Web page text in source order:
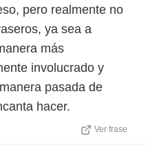
pero realmente no
ya sea a
más
involucrado y
pasada de
hacer.
Ver frase